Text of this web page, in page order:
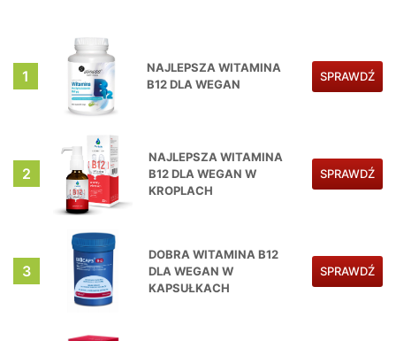
1
NAJLEPSZA WITAMINA
B12 DLA WEGAN
SPRAWDŹ
2
NAJLEPSZA WITAMINA
B12 DLA WEGAN W
KROPLACH
SPRAWDŹ
3
DOBRA WITAMINA B12
DLA WEGAN W
KAPSUŁKACH
SPRAWDŹ